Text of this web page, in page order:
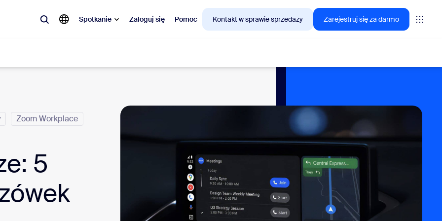
Spotkanie Zaloguj się Pomoc Kontakt w sprawie sprzedaży Zarejestruj się za darmo
topie, co jest modne, co budzi ciekawość – rozwiązania, którymi teraz interesują się klienci Zoom.
Meetings
Rooms
Canvas
Analityka CX
Zoom Workplace
5